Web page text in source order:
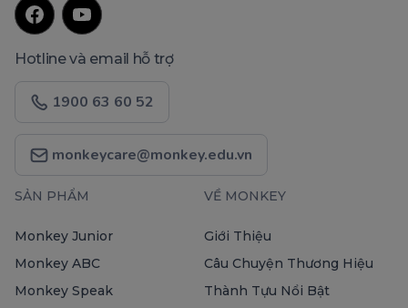
Hotline và email hỗ trợ
1900 63 60 52
monkeycare@monkey.edu.vn
SẢN PHẨM
Monkey Junior
Monkey ABC
Monkey Speak
VỀ MONKEY
Giới Thiệu
Câu Chuyện Thương Hiệu
Thành Tựu Nổi Bật